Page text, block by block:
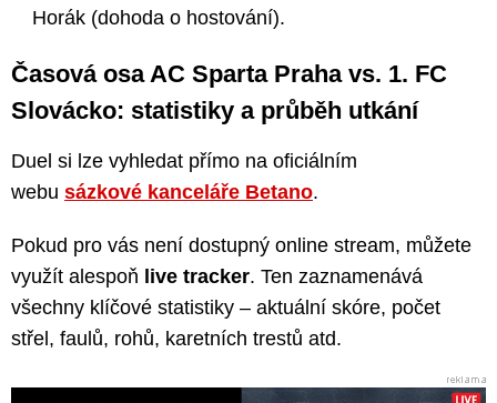
Horák (dohoda o hostování).
Časová osa AC Sparta Praha vs. 1. FC
Slovácko: statistiky a průběh utkání
Duel si lze vyhledat přímo na oficiálním
webu sázkové kanceláře Betano.
Pokud pro vás není dostupný online stream, můžete
využít alespoň live tracker. Ten zaznamenává
všechny klíčové statistiky – aktuální skóre, počet
střel, faulů, rohů, karetních trestů atd.